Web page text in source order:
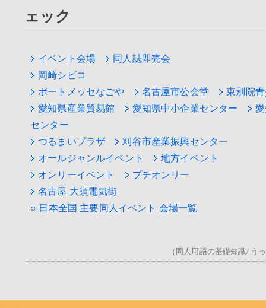
ェック
イベント会場
同人誌即売会
岡崎シビコ
ポートメッセなごや
名古屋市公会堂
東別院
愛知県産業貿易館
愛知県中小企業センター
センター
つるまいプラザ
刈谷市産業振興センター
オールジャンルイベント
地方イベント
オンリーイベント
プチオンリー
名古屋 大須電気街
○ 日本全国 主要同人イベント 会場一覧
（同人用語の基礎知識/ う